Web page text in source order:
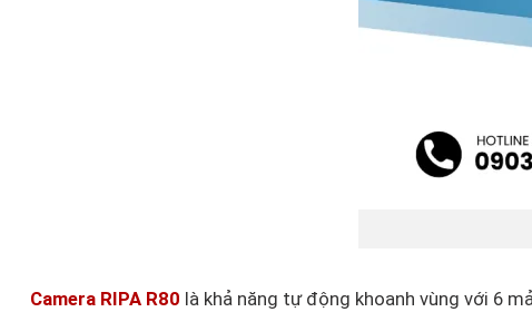
Camera RIPA R80 là khả năng tự động khoanh vùng với 6